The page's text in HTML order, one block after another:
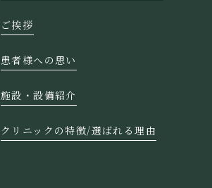
ご挨拶
患者様への思い
施設・設備紹介
クリニックの特徴/選ばれる理由